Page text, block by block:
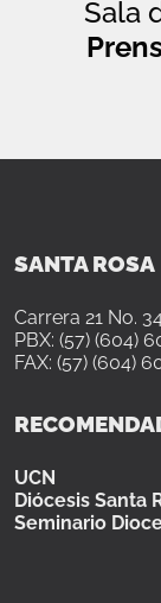
Sala
SANTA ROSA
Carrera 21 No.
PBX: (57) (604)
FAX: (57) (604)
UCN
Diócesis Santa
Seminario